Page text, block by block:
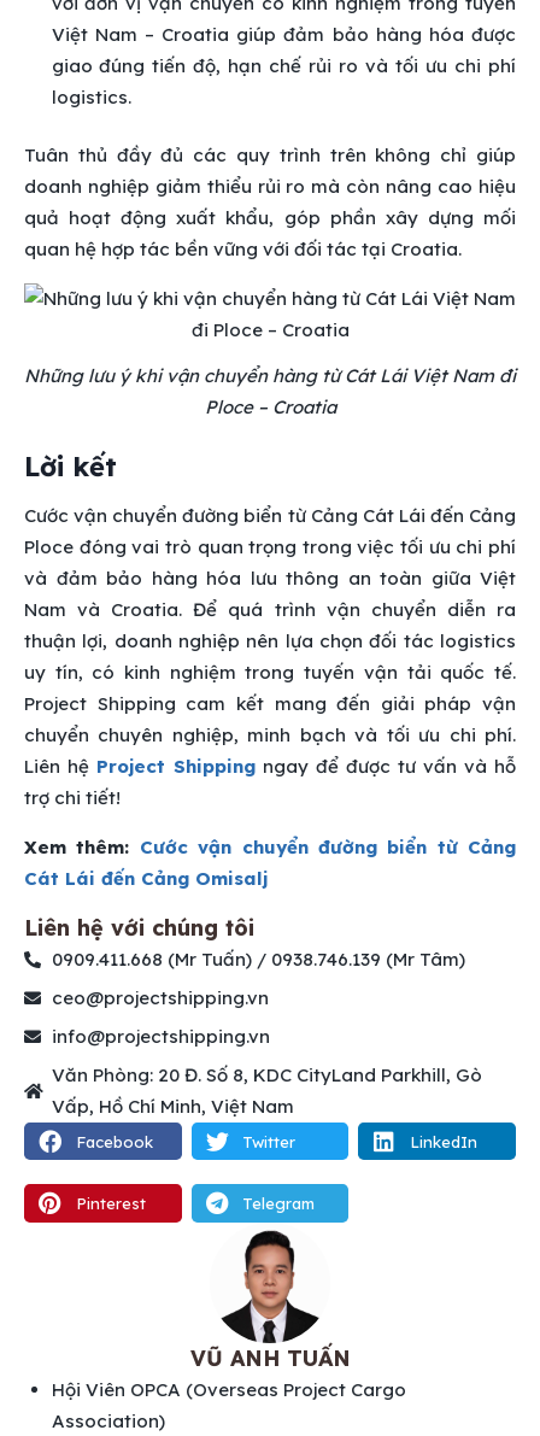
Việt Nam – Croatia giúp đảm bảo hàng hóa được
giao đúng tiến độ, hạn chế rủi ro và tối ưu chi phí
logistics.
Tuân thủ đầy đủ các quy trình trên không chỉ giúp
doanh nghiệp giảm thiểu rủi ro mà còn nâng cao hiệu
quả hoạt động xuất khẩu, góp phần xây dựng mối
quan hệ hợp tác bền vững với đối tác tại Croatia.
Những lưu ý khi vận chuyển hàng từ Cát Lái Việt Nam đi
Ploce – Croatia
Lời kết
Cước vận chuyển đường biển từ Cảng Cát Lái đến Cảng
Ploce đóng vai trò quan trọng trong việc tối ưu chi phí
và đảm bảo hàng hóa lưu thông an toàn giữa Việt
Nam và Croatia. Để quá trình vận chuyển diễn ra
thuận lợi, doanh nghiệp nên lựa chọn đối tác logistics
uy tín, có kinh nghiệm trong tuyến vận tải quốc tế.
Project Shipping cam kết mang đến giải pháp vận
chuyển chuyên nghiệp, minh bạch và tối ưu chi phí.
Liên hệ Project Shipping ngay để được tư vấn và hỗ
trợ chi tiết!
Xem thêm: Cước vận chuyển đường biển từ Cảng
Cát Lái đến Cảng Omisalj
Liên hệ với chúng tôi
0909.411.668 (Mr Tuấn) / 0938.746.139 (Mr Tâm)
ceo@projectshipping.vn
info@projectshipping.vn
Văn Phòng: 20 Đ. Số 8, KDC CityLand Parkhill, Gò
Vấp, Hồ Chí Minh, Việt Nam
Facebook Twitter LinkedIn
Pinterest Telegram
VŨ ANH TUẤN
Hội Viên OPCA (Overseas Project Cargo
Association)